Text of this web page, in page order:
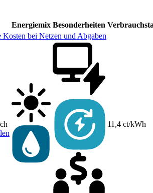
Energiemix Besonderheiten
Kosten bei Netzen und Abgaben
11,4 ct/kWh